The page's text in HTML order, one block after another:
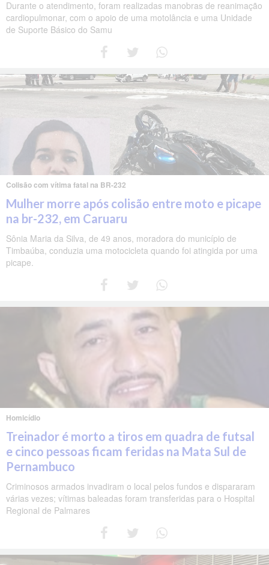
Durante o atendimento, foram realizadas manobras de reanimação
cardiopulmonar, com o apoio de uma motolância e uma Unidade
de Suporte Básico do Samu
Colisão com vítima fatal na BR-232
Mulher morre após colisão entre moto e picape
na br-232, em Caruaru
Sônia Maria da Silva, de 49 anos, moradora do município de
Timbaúba, conduzia uma motocicleta quando foi atingida por uma
picape.
Homicídio
Treinador é morto a tiros em quadra de futsal
e cinco pessoas ficam feridas na Mata Sul de
Pernambuco
Criminosos armados invadiram o local pelos fundos e dispararam
várias vezes; vítimas baleadas foram transferidas para o Hospital
Regional de Palmares